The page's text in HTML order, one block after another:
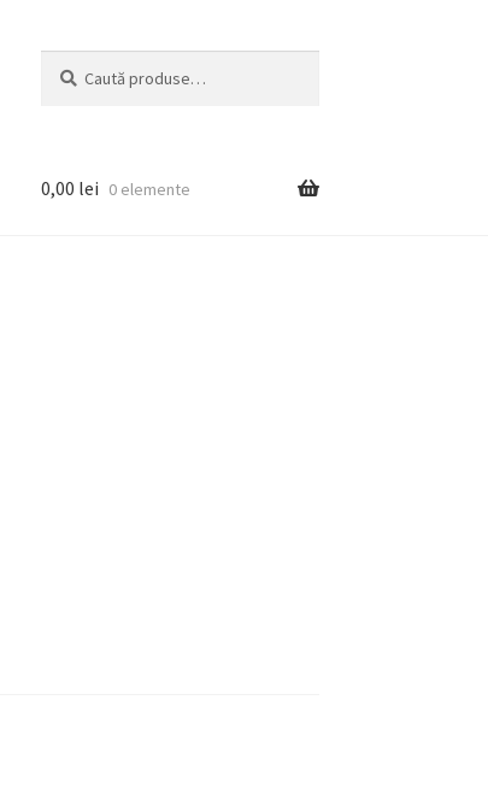
după:
0,00 lei 0 elemente